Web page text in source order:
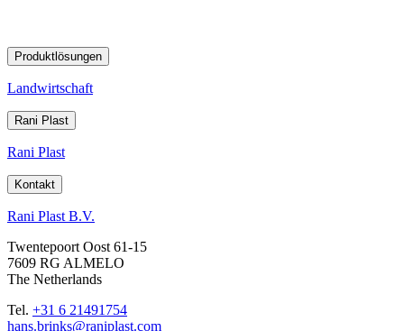
Produktlösungen
Landwirtschaft
Rani Plast
Rani Plast
Kontakt
Rani Plast B.V.
Twentepoort Oost 61-15
7609 RG ALMELO
The Netherlands
Tel. +31 6 21491754
hans.brinks@raniplast.com